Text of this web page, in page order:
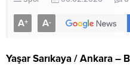
A+ A-
Yaşar Sarıkaya / Ankara –